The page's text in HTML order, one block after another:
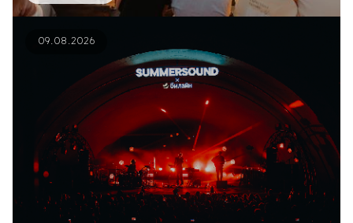
09.08.2026